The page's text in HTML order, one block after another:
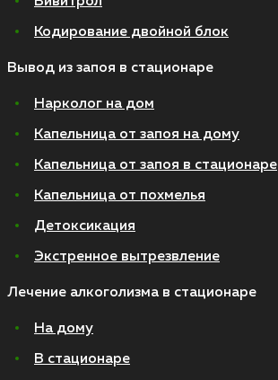
Кодирование двойной блок
Вывод из запоя в стационаре
Нарколог на дом
Капельница от запоя на дому
Капельница от запоя в стационаре
Капельница от похмелья
Детоксикация
Экстренное вытрезвление
Лечение алкоголизма в стационаре
На дому
В стационаре